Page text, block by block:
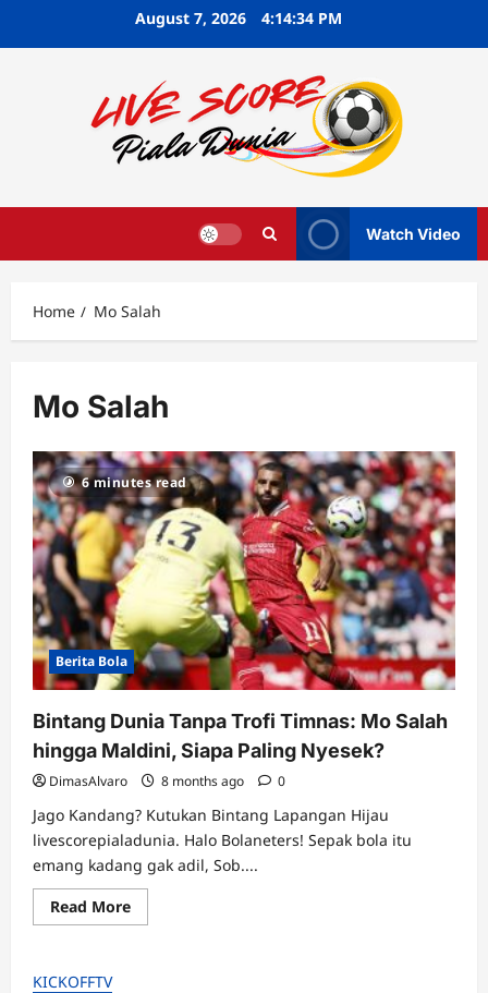
August 7, 2026 4:14:34 PM
Watch Video
Home Mo Salah
Mo Salah
6 minutes read
Berita Bola
Bintang Dunia Tanpa Trofi Timnas: Mo Salah
hingga Maldini, Siapa Paling Nyesek?
DimasAlvaro 8 months ago 0
Jago Kandang? Kutukan Bintang Lapangan Hijau
livescorepialadunia. Halo Bolaneters! Sepak bola itu
emang kadang gak adil, Sob....
Read MoreRead
more
KICKOFFTV